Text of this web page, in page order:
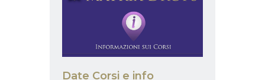
Date Corsi e info